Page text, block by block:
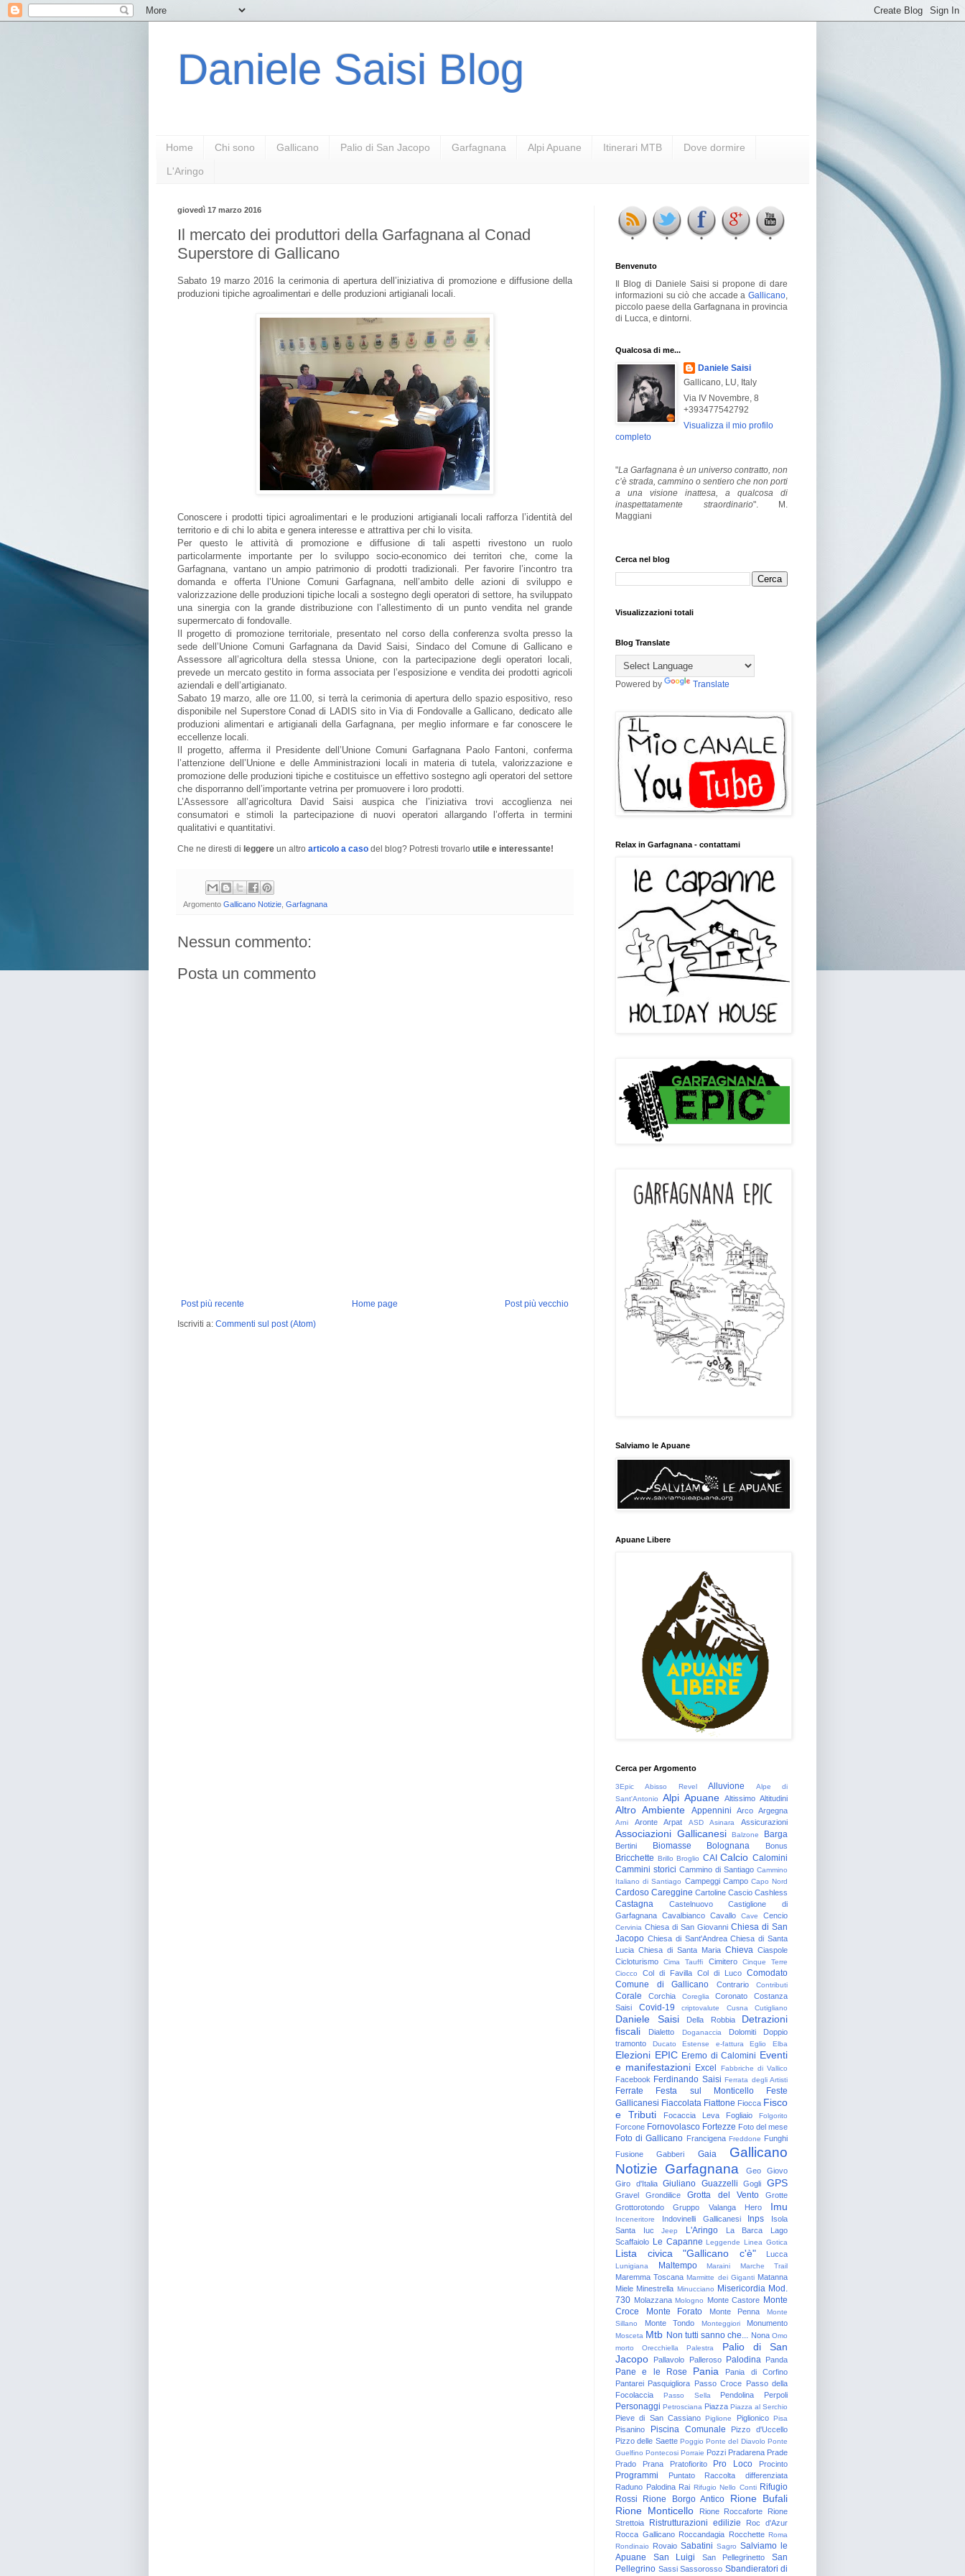
Daniele Saisi Blog
Home Chi sono Gallicano Palio di San Jacopo Garfagnana Alpi Apuane Itinerari MTB Dove dormire
L'Aringo
giovedì 17 marzo 2016
Il mercato dei produttori della Garfagnana al Conad
Superstore di Gallicano
Sabato 19 marzo 2016 la cerimonia di apertura dell’iniziativa di promozione e diffusione della
produzioni tipiche agroalimentari e delle produzioni artigianali locali.
Conoscere i prodotti tipici agroalimentari e le produzioni artigianali locali rafforza l’identità del
territorio e di chi lo abita e genera interesse e attrattiva per chi lo visita.
Per questo le attività di promozione e diffusione di tali aspetti rivestono un ruolo
particolarmente importante per lo sviluppo socio-economico dei territori che, come la
Garfagnana, vantano un ampio patrimonio di prodotti tradizionali. Per favorire l’incontro tra
domanda e offerta l’Unione Comuni Garfagnana, nell’ambito delle azioni di sviluppo e
valorizzazione delle produzioni tipiche locali a sostegno degli operatori di settore, ha sviluppato
una sinergia con la grande distribuzione con l’allestimento di un punto vendita nel grande
supermercato di fondovalle.
Il progetto di promozione territoriale, presentato nel corso della conferenza svolta presso la
sede dell’Unione Comuni Garfagnana da David Saisi, Sindaco del Comune di Gallicano e
Assessore all’agricoltura della stessa Unione, con la partecipazione degli operatori locali,
prevede un mercato gestito in forma associata per l’esposizione e vendita dei prodotti agricoli
aziendali e dell’artigianato.
Sabato 19 marzo, alle ore 11.00, si terrà la cerimonia di apertura dello spazio espositivo, reso
disponibile nel Superstore Conad di LADIS sito in Via di Fondovalle a Gallicano, dedicato alle
produzioni alimentari e artigianali della Garfagnana, per meglio informare e far conoscere le
eccellenze locali.
Il progetto, afferma il Presidente dell’Unione Comuni Garfagnana Paolo Fantoni, conferma
l’attenzione dell’Unione e delle Amministrazioni locali in materia di tutela, valorizzazione e
promozione delle produzioni tipiche e costituisce un effettivo sostegno agli operatori del settore
che disporranno dell’importante vetrina per promuovere i loro prodotti.
L’Assessore all’agricoltura David Saisi auspica che l’iniziativa trovi accoglienza nei
consumatori e stimoli la partecipazione di nuovi operatori allargando l’offerta in termini
qualitativi e quantitativi.
Che ne diresti di leggere un altro articolo a caso del blog? Potresti trovarlo utile e interessante!
Argomento Gallicano Notizie Garfagnana
Nessun commento:
Posta un commento
Post più recente Post più vecchio
Home page
Iscriviti a: Commenti sul post (Atom)
Benvenuto
Il Blog di Daniele Saisi si propone di dare
informazioni su ciò che accade a Gallicano
piccolo paese della Garfagnana in provincia
di Lucca, e dintorni.
Qualcosa di me...
Daniele Saisi
Gallicano, LU, Italy
Via IV Novembre, 8
+393477542792
Visualizza il mio profilo
completo
"La Garfagnana è un universo contratto, non
c’è strada, cammino o sentiero che non porti
a una visione inattesa, a qualcosa di
inaspettatamente straordinario". M.
Maggiani
Cerca nel blog
Visualizzazioni totali
Blog Translate
Powered by Translate
Relax in Garfagnana - contattami
Salviamo le Apuane
Apuane Libere
Cerca per Argomento
3Epic Abisso Revel Alluvione
Alpe di
Sant'Antonio
Alpi Apuane Altissimo Altitudini
Altro Ambiente Appennini Arco Argegna
Arni Aronte Arpat ASD Asinara Assicurazioni
Associazioni Gallicanesi Balzone Barga
Bertini Biomasse Bolognana Bonus
Bricchette Brillo Broglio CAI Calcio Calomini
Cammini storici Cammino di Santiago Cammino
Italiano di Santiago Campeggi Campo Capo Nord
Cardoso Careggine Cartoline Cascio Cashless
Castagna Castelnuovo
Castiglione di
Garfagnana Cavalbianco Cavallo Cave Cencio
Cervinia Chiesa di San Giovanni Chiesa di San
Jacopo Chiesa di Sant'Andrea Chiesa di Santa
Lucia Chiesa di Santa Maria Chieva Ciaspole
Cicloturismo
Cima Tauffi Cimitero
Cinque Terre
Ciocco
Col di Favilla Col di Luco Comodato
Comune di Gallicano
Contrario Contributi
Corale Corchia Coreglia Coronato
Costanza
Saisi
Covid-19 criptovalute Cusna Cutigliano
Daniele Saisi Della Robbia
Detrazioni
fiscali
Dialetto Doganaccia Dolomiti
Doppio
tramonto
Ducato Estense e-fattura Eglio Elba
Elezioni EPIC Eremo di Calomini Eventi
e manifestazioni Excel Fabbriche di Vallico
Facebook Ferdinando Saisi Ferrata degli Artisti
Ferrate Festa sul Monticello
Feste
Gallicanesi Fiaccolata Fiattone Fiocca Fisco
e Tributi
Focaccia Leva Fogliaio Folgorito
Forcone Fornovolasco Fortezze Foto del mese
Foto di Gallicano Francigena Freddone Funghi
Fusione
Gabberi Gaia
Gallicano
Notizie Garfagnana Geo
Giovo
Giro d'Italia
Giuliano Guazzelli Gogli GPS
Gravel Grondilice Grotta del Vento
Grotte
Grottorotondo
Gruppo Valanga Hero Imu
Inceneritore Indovinelli Gallicanesi Inps
Isola
Santa
Iuc Jeep L'Aringo La Barca
Lago
Scaffaiolo Le Capanne Leggende Linea Gotica
Lista civica "Gallicano c'è" Lucca
Lunigiana Maltempo Maraini Marche Trail
Maremma Toscana Marmitte dei Giganti Matanna
Miele Minestrella Minucciano Misericordia Mod.
730 Molazzana Mologno Monte Castore Monte
Croce
Monte Forato Monte Penna
Monte
Sillano
Monte Tondo Monteggiori Monumento
Mosceta Mtb Non tutti sanno che... Nona Omo
morto
Orecchiella Palestra
Palio di San
Jacopo
Pallavolo Palleroso Palodina Panda
Pane e le Rose Pania
Pania di Corfino
Pantarei Pasquigliora Passo Croce Passo della
Focolaccia
Passo Sella Pendolina Perpoli
Personaggi Petrosciana Piazza Piazza al Serchio
Pieve di San Cassiano Piglione Piglionico Pisa
Pisanino Piscina Comunale
Pizzo d'Uccello
Pizzo delle Saette Poggio Ponte del Diavolo Ponte
Guelfino Pontecosi Porraie Pozzi Pradarena Prade
Prado
Prana Pratofiorito Pro Loco Procinto
Programmi Puntato
Raccolta differenziata
Raduno Palodina Rai Rifugio Nello Conti Rifugio
Rossi
Rione Borgo Antico
Rione Bufali
Rione Monticello
Rione Roccaforte
Rione
Strettoia
Ristrutturazioni edilizie
Roc d'Azur
Rocca Gallicano Roccandagia Rocchette Roma
Rondinaio
Rovaio Sabatini Sagro Salviamo le
Apuane
San Luigi San Pellegrinetto
San
Pellegrino Sassi Sassorosso Sbandieratori di